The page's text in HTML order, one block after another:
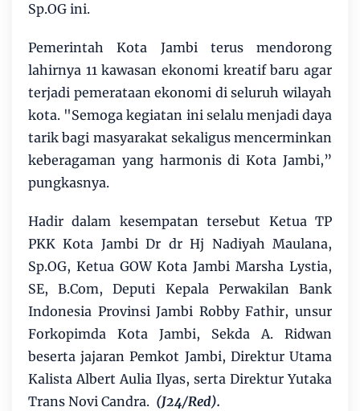
Sp.OG ini.
Pemerintah Kota Jambi terus mendorong
lahirnya 11 kawasan ekonomi kreatif baru agar
terjadi pemerataan ekonomi di seluruh wilayah
kota. "Semoga kegiatan ini selalu menjadi daya
tarik bagi masyarakat sekaligus mencerminkan
keberagaman yang harmonis di Kota Jambi,”
pungkasnya.
Hadir dalam kesempatan tersebut Ketua TP
PKK Kota Jambi Dr dr Hj Nadiyah Maulana,
Sp.OG, Ketua GOW Kota Jambi Marsha Lystia,
SE, B.Com, Deputi Kepala Perwakilan Bank
Indonesia Provinsi Jambi Robby Fathir, unsur
Forkopimda Kota Jambi, Sekda A. Ridwan
beserta jajaran Pemkot Jambi, Direktur Utama
Kalista Albert Aulia Ilyas, serta Direktur Yutaka
Trans Novi Candra. (J24/Red).